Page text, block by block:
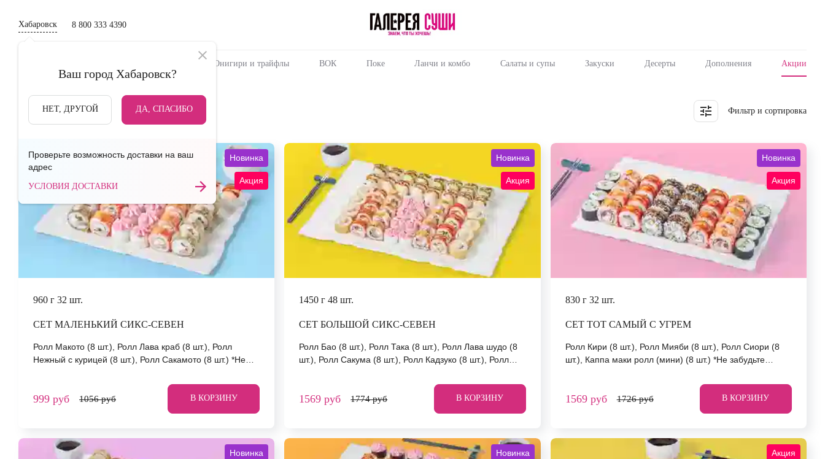
Хабаровск
Ваш город Хабаровск?
НЕТ, ДРУГОЙ ДА, СПАСИБО
Проверьте возможность доставки на ваш
адрес
УСЛОВИЯ ДОСТАВКИ
8 800 333 4390
Онигири и трайфлы ВОК Поке Ланчи и комбо Салаты и супы Закуски Десерты Дополнения Акции
Акции Фильтр и сортировка
Новинка
Акция
960 г 32 шт.
СЕТ МАЛЕНЬКИЙ СИКС-СЕВЕН
Ролл Макото (8 шт.), Ролл Лава краб (8 шт.), Ролл
Нежный с курицей (8 шт.), Ролл Сакамото (8 шт.) *Не
не входят в стоимость заказа. *Внешний вид блюда
может отличаться от фото на сайте.
999 руб 1056 руб В КОРЗИНУ
Новинка
Акция
1450 г 48 шт.
СЕТ БОЛЬШОЙ СИКС-СЕВЕН
Ролл Бао (8 шт.), Ролл Така (8 шт.), Ролл Лава шудо (8
шт.), Ролл Сакума (8 шт.), Ролл Кадзуко (8 шт.), Ролл
соевый соус. Они не входят в стоимость заказа.
*Внешний вид блюда может отличаться от фото на
1569 руб 1774 руб В КОРЗИНУ
Новинка
Акция
830 г32 шт.
СЕТ ТОТ САМЫЙ С УГРЕМ
Ролл Кири (8 шт.), Ролл Мияби (8 шт.), Ролл Сиори (8
шт.), Каппа маки ролл (мини) (8 шт.) *Не забудьте
в стоимость заказа. *Внешний вид блюда может
отличаться от фото на сайте.
1569 руб 1726 руб В КОРЗИНУ
Новинка Новинка Акция